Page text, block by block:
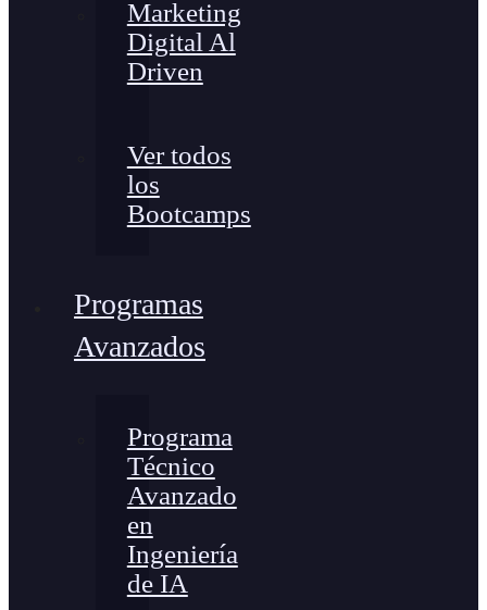
Marketing
Digital Al
Driven
Ver todos
los
Bootcamps
Programas
Avanzados
Programa
Técnico
Avanzado
en
Ingeniería
de IA